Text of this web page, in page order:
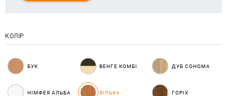
КОЛІР
БУК ВЕНГЕ КОМБІ ДУБ СОНОМА
НІМФЕЯ АЛЬБА ВІЛЬХА ГОРІХ